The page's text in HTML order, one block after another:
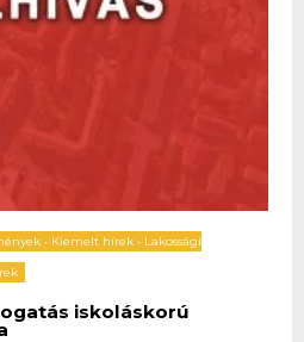
• Kiemelt hírek • Lakossági
iskoláskorú